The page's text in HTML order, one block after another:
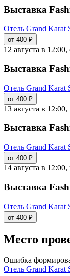
Выставка
Отель Grand Karat
от 400 ₽
12 августа в 12:00,
Выставка
Отель Grand Karat
от 400 ₽
13 августа в 12:00,
Выставка
Отель Grand Karat
от 400 ₽
14 августа в 12:00,
Выставка
Отель Grand Karat
от 400 ₽
Место
Ошибка
Отель Grand Karat